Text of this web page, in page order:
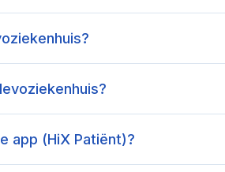
app (HiX Patiënt)?